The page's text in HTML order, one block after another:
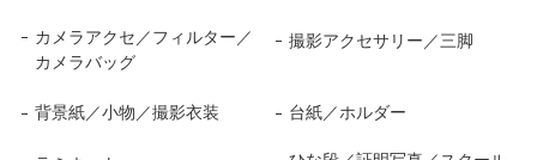
カメラアクセ／フィルター／
カメラバッグ
撮影アクセサリー／三脚
背景紙／小物／撮影衣装 台紙／ホルダー